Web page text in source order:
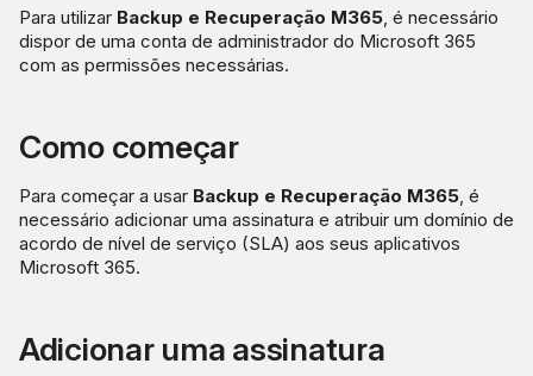
Para utilizar Backup e Recuperação M365, é necessário
dispor de uma conta de administrador do Microsoft 365
com as permissões necessárias.
Como começar
Para começar a usar Backup e Recuperação M365, é
necessário adicionar uma assinatura e atribuir um domínio de
acordo de nível de serviço (SLA) aos seus aplicativos
Microsoft 365.
Adicionar uma assinatura